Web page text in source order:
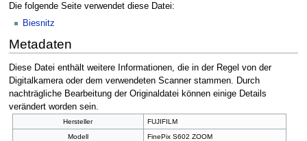
Die folgende Seite verwendet diese Datei:
Biesnitz
Metadaten
Diese Datei enthält weitere Informationen, die in der Regel von der
Digitalkamera oder dem verwendeten Scanner stammen. Durch
nachträgliche Bearbeitung der Originaldatei können einige Details
verändert worden sein.
Hersteller
FUJIFILM
Modell
FinePix S602 ZOOM